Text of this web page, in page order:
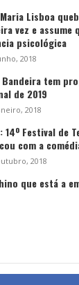
Lisboa
vez e assume
psicológica
2018
Bandeira tem
de 2019
2018
14º Festival de
com a
2018
que está a